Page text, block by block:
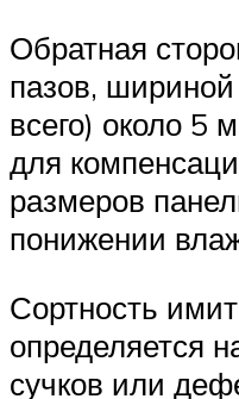
Обратная
пазов,
всего) около 5
для
размеров
понижении
Сортность
определяется
сучков или